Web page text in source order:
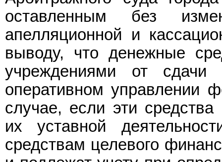
оставленным без
апелляционной и
выводу, что денежные
учреждениями от
оперативном управлении
случае, если эти
их уставной
средствам целевого